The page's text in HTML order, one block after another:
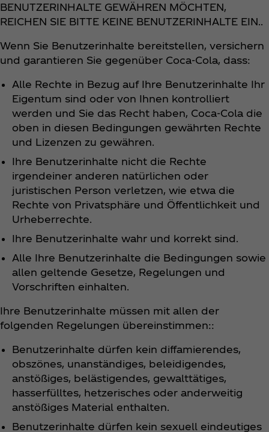
BENUTZERINHALTE GEWÄHREN MÖCHTEN,
REICHEN SIE BITTE KEINE BENUTZERINHALTE EIN..
Wenn Sie Benutzerinhalte bereitstellen, versichern
und garantieren Sie gegenüber Coca‑Cola, dass:
Alle Rechte in Bezug auf Ihre Benutzerinhalte Ihr
Eigentum sind oder von Ihnen kontrolliert
werden und Sie das Recht haben, Coca‑Cola die
oben in diesen Bedingungen gewährten Rechte
und Lizenzen zu gewähren.
Ihre Benutzerinhalte nicht die Rechte
irgendeiner anderen natürlichen oder
juristischen Person verletzen, wie etwa die
Rechte von Privatsphäre und Öffentlichkeit und
Urheberrechte.
Ihre Benutzerinhalte wahr und korrekt sind.
Alle Ihre Benutzerinhalte die Bedingungen sowie
allen geltende Gesetze, Regelungen und
Vorschriften einhalten.
Ihre Benutzerinhalte müssen mit allen der
folgenden Regelungen übereinstimmen::
Benutzerinhalte dürfen kein diffamierendes,
obszönes, unanständiges, beleidigendes,
anstößiges, belästigendes, gewalttätiges,
hasserfülltes, hetzerisches oder anderweitig
anstößiges Material enthalten.
Benutzerinhalte dürfen kein sexuell eindeutiges